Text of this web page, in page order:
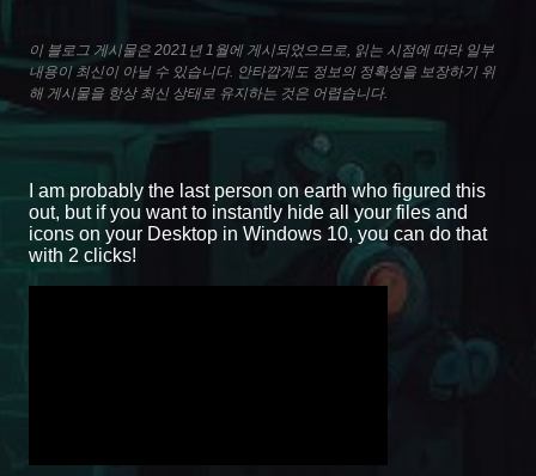
이 블로그 게시물은 2021년 1월에 게시되었으므로, 읽는 시점에 따라 일부
내용이 최신이 아닐 수 있습니다. 안타깝게도 정보의 정확성을 보장하기 위
해 게시물을 항상 최신 상태로 유지하는 것은 어렵습니다.
I am probably the last person on earth who figured this
out, but if you want to instantly hide all your files and
icons on your Desktop in Windows 10, you can do that
with 2 clicks!